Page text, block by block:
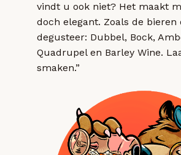
vindt u ook niet? Het maakt
doch elegant. Zoals de bieren
degusteer: Dubbel, Bock,
Quadrupel en Barley Wine.
smaken.”